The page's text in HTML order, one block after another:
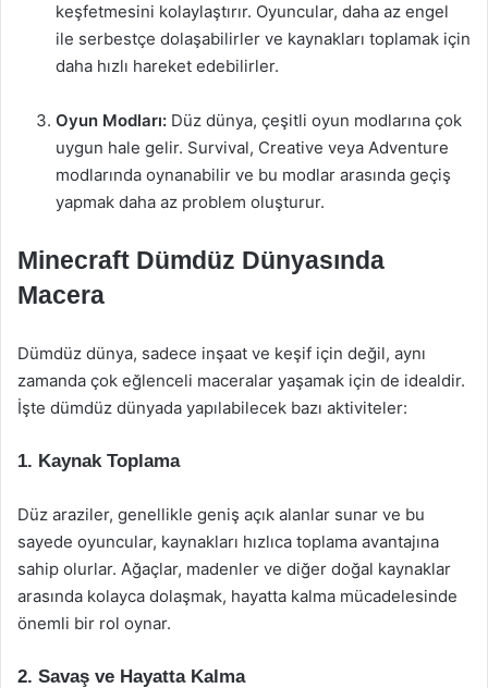
keşfetmesini kolaylaştırır. Oyuncular, daha az engel
ile serbestçe dolaşabilirler ve kaynakları toplamak için
daha hızlı hareket edebilirler.
Oyun Modları: Düz dünya, çeşitli oyun modlarına çok
uygun hale gelir. Survival, Creative veya Adventure
modlarında oynanabilir ve bu modlar arasında geçiş
yapmak daha az problem oluşturur.
Minecraft Dümdüz Dünyasında
Macera
Dümdüz dünya, sadece inşaat ve keşif için değil, aynı
zamanda çok eğlenceli maceralar yaşamak için de idealdir.
İşte dümdüz dünyada yapılabilecek bazı aktiviteler:
1. Kaynak Toplama
Düz araziler, genellikle geniş açık alanlar sunar ve bu
sayede oyuncular, kaynakları hızlıca toplama avantajına
sahip olurlar. Ağaçlar, madenler ve diğer doğal kaynaklar
arasında kolayca dolaşmak, hayatta kalma mücadelesinde
önemli bir rol oynar.
2. Savaş ve Hayatta Kalma